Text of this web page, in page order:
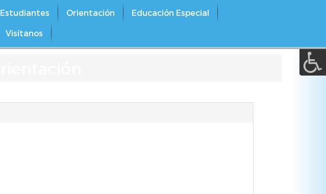
Estudiantes Orientación Educación Especial
Visítanos
A a (+/-) :